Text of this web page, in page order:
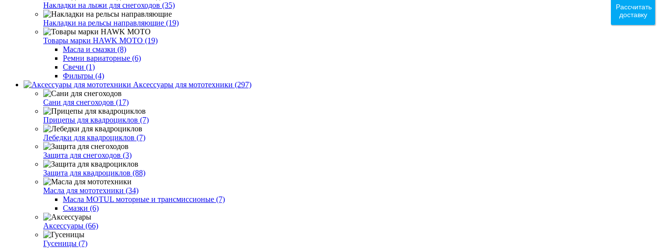
Накладки на лыжи для снегоходов (35)
Накладки на рельсы направляющие (19)
Товары марки HAWK MOTO (19)
Масла и смазки (8)
Ремни вариаторные (6)
Свечи (1)
Фильтры (4)
Аксессуары для мототехники (297)
Сани для снегоходов (17)
Прицепы для квадроциклов (7)
Лебедки для квадроциклов (7)
Защита для снегоходов (3)
Защита для квадроциклов (88)
Масла для мототехники (34)
Масла MOTUL моторные и трансмиссионые (7)
Смазки (6)
Аксессуары (66)
Гусеницы (7)
Рассчитать
доставку